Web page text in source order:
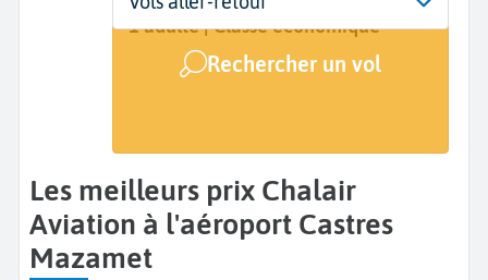
Castres Mazamet (DCM)
Dates de votre voyage
1 adulte | Classe économique
Rechercher un vol
Les meilleurs prix Chalair
Aviation à l'aéroport Castres
Mazamet